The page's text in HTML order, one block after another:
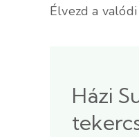
Élvezd a
Házi